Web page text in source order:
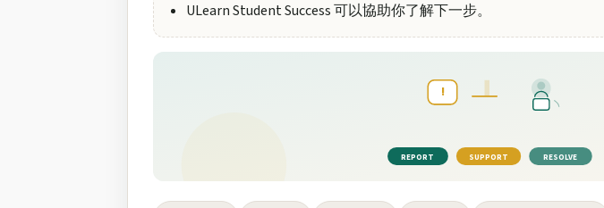
ULearn Student Success 可以協助你了解下一步。
!
REPORT SUPPORT RESOLVE